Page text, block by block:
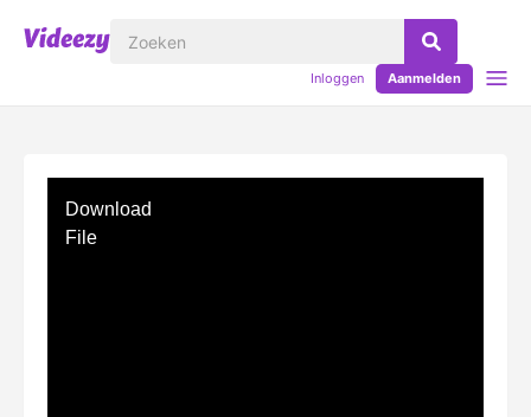
Inloggen Aanmelden
Download
File